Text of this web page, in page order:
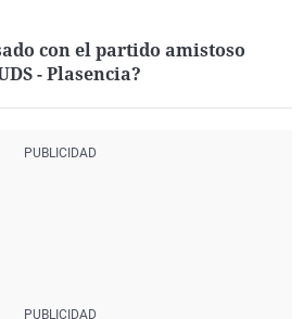
con el partido amistoso
- Plasencia?